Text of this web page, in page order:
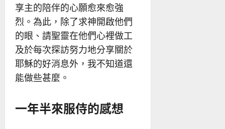
享主的陪伴的心願愈來愈強
烈。為此，除了求神開啟他們
的眼、請聖靈在他們心裡做工
及於每次探訪努力地分享關於
耶穌的好消息外，我不知道還
能做些甚麼。
一年半來服侍的感想